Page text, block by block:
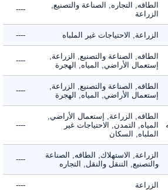
الطاقه, التجاره, الصناعة والتصنيع,
الزراعة
----
الزراعة, الاحتياجات غير الملباه ----
الطاقه, الصناعة والتصنيع, الزراعة,
إستعمال الأراضي, المياه, الهجرة
----
الطاقه, الصناعة والتصنيع, الزراعة,
إستعمال الأراضي, المياه, الهجرة
----
الطاقه, الزراعة, إستعمال الأراضي,
المياه, التمدن, الاحتياجات غير
الملباه, السكان
----
الزراعة, الاستهلاك, الطاقه, الصناعة
والتصنيع, التنقل والنقل, التجاره
----
الزراعة ----